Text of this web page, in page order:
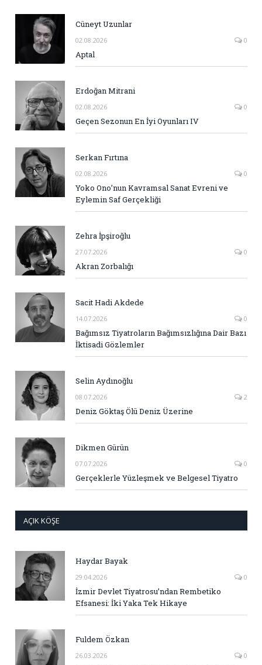
Cüneyt Uzunlar
02.08.2026 0
Aptal
Erdoğan Mitrani
02.08.2026 0
Geçen Sezonun En İyi Oyunları IV
Serkan Fırtına
02.08.2026 0
Yoko Ono’nun Kavramsal Sanat Evreni ve
Eylemin Saf Gerçekliği
Zehra İpşiroğlu
27.07.2026 0
Akran Zorbalığı
Sacit Hadi Akdede
14.07.2026 0
Bağımsız Tiyatroların Bağımsızlığına Dair Bazı
İktisadi Gözlemler
Selin Aydınoğlu
08.07.2026 2
Deniz Göktaş Ölü Deniz Üzerine
Dikmen Gürün
07.07.2026 0
Gerçeklerle Yüzleşmek ve Belgesel Tiyatro
AÇIK KÖŞE
Haydar Bayak
29.04.2026 0
İzmir Devlet Tiyatrosu’ndan Rembetiko
Efsanesi: İki Yaka Tek Hikaye
Fuldem Özkan
26.03.2026 0